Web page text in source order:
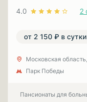
4.0 2
от 2 150 ₽ в сутки
Московская
Парк Победы
Пансионаты для